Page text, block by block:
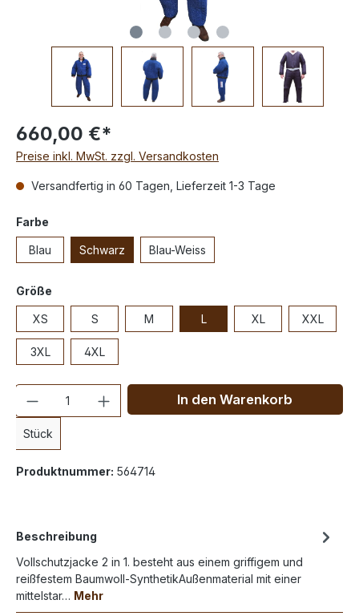
660,00 €*
Preise inkl. MwSt. zzgl. Versandkosten
Versandfertig in 60 Tagen, Lieferzeit 1-3 Tage
Farbe
Blau Schwarz Blau-Weiss
Größe
XS S M L XL XXL
3XL 4XL
Anzahl
Stück
In den Warenkorb
Produktnummer: 564714
Beschreibung
Vollschutzjacke 2 in 1. besteht aus einem griffigem und
reißfestem Baumwoll-SynthetikAußenmaterial mit einer
mittelstar… Mehr